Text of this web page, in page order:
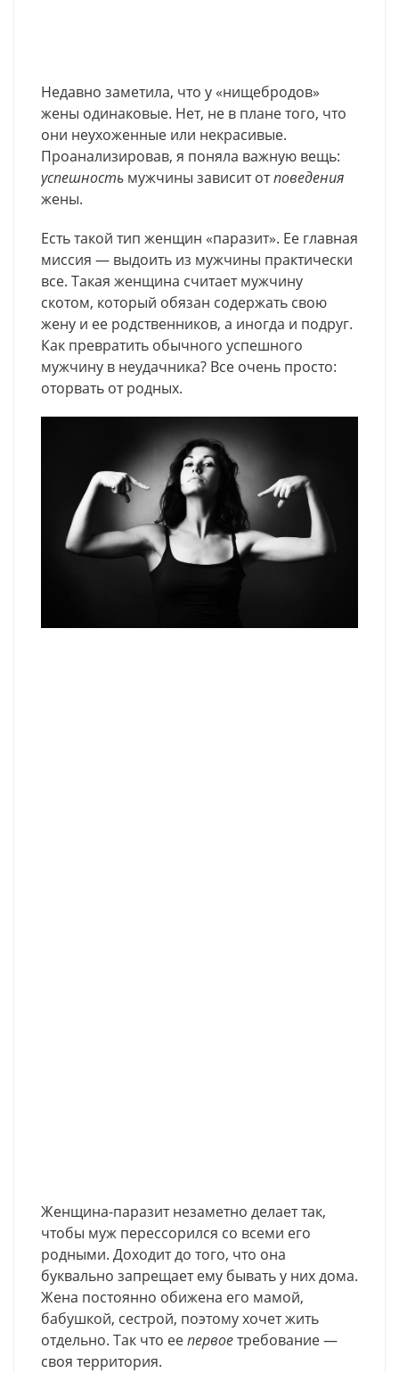
Недавно заметила, что у «нищебродов»
жены одинаковые. Нет, не в плане того, что
они неухоженные или некрасивые.
Проанализировав, я поняла важную вещь:
успешность мужчины зависит отповедения
жены.
Есть такой тип женщин «паразит». Ее главная
миссия — выдоить из мужчины практически
все. Такая женщина считает мужчину
скотом, который обязан содержать свою
жену и ее родственников, а иногда и подруг.
Как превратить обычного успешного
мужчину в неудачника? Все очень просто:
оторвать от родных.
Женщина-паразит незаметно делает так,
чтобы муж перессорился со всеми его
родными. Доходит до того, что она
буквально запрещает ему бывать у них дома.
Жена постоянно обижена его мамой,
бабушкой, сестрой, поэтому хочет жить
отдельно. Так что еепервоетребование —
своя территория.